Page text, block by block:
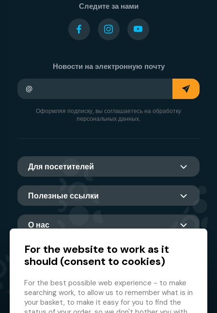
Следите за нами
Новости на электронную почту
Оформляя подписку, вы соглашаетесь на обработку
персональных данных.
Для посетителей
Полезные ссылки
О нас
Главный партнер
For the website to work as it
should (consent to cookies)
For the best possible web experience - to make
searching work, to allow us to remember what is in
your basket, to make it easy for you to find the